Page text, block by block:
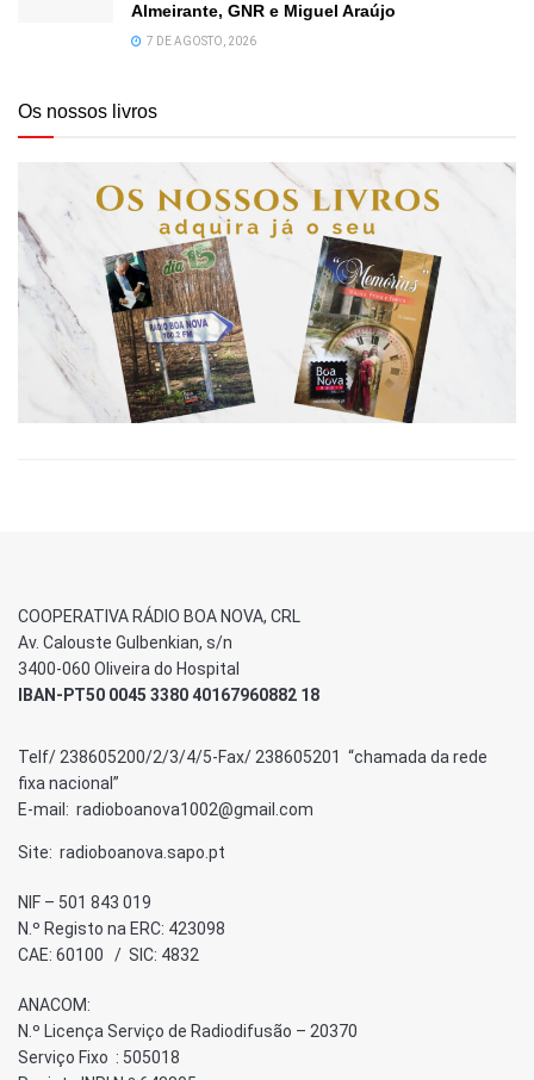
Almeirante, GNR e Miguel Araújo
7 DE AGOSTO, 2026
Os nossos livros
COOPERATIVA RÁDIO BOA NOVA, CRL
Av. Calouste Gulbenkian, s/n
3400-060 Oliveira do Hospital
IBAN-PT50 0045 3380 40167960882 18
Telf/ 238605200/2/3/4/5-Fax/ 238605201 “chamada da rede
fixa nacional”
E-mail: radioboanova1002@gmail.com
Site: radioboanova.sapo.pt
NIF – 501 843 019
N.º Registo na ERC: 423098
CAE: 60100 / SIC: 4832
ANACOM:
N.º Licença Serviço de Radiodifusão – 20370
Serviço Fixo : 505018